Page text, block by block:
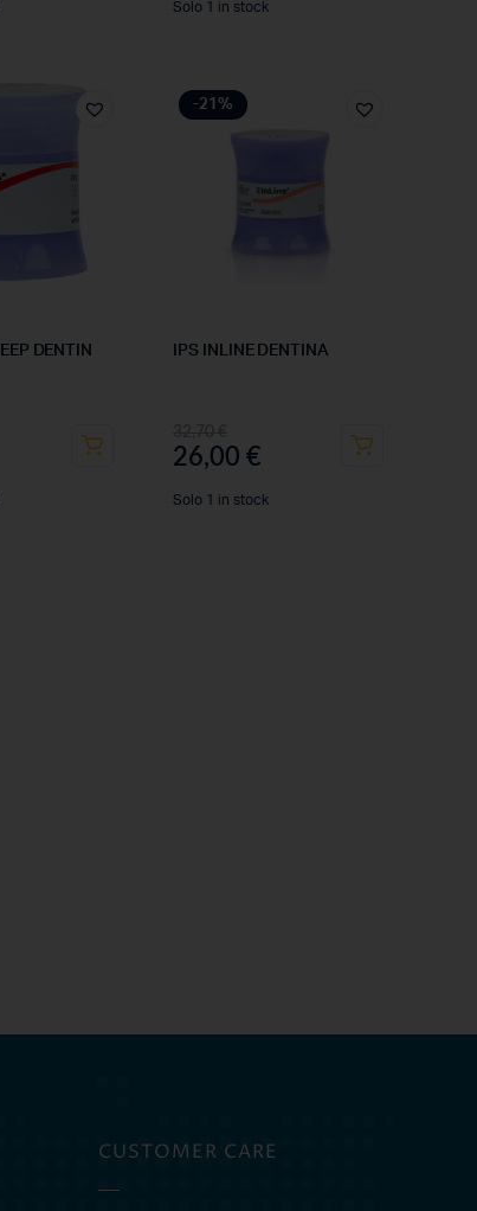
Solo 1 in stock
DENTIN
-21%
IPS INLINE DENTINA
26,00€
Solo 1 in stock
CUSTOMER CARE